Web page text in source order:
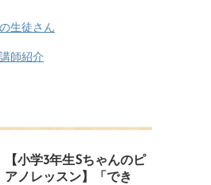
生徒さん
師紹介
【小学3年生Sちゃんのピ
アノレッスン】「でき